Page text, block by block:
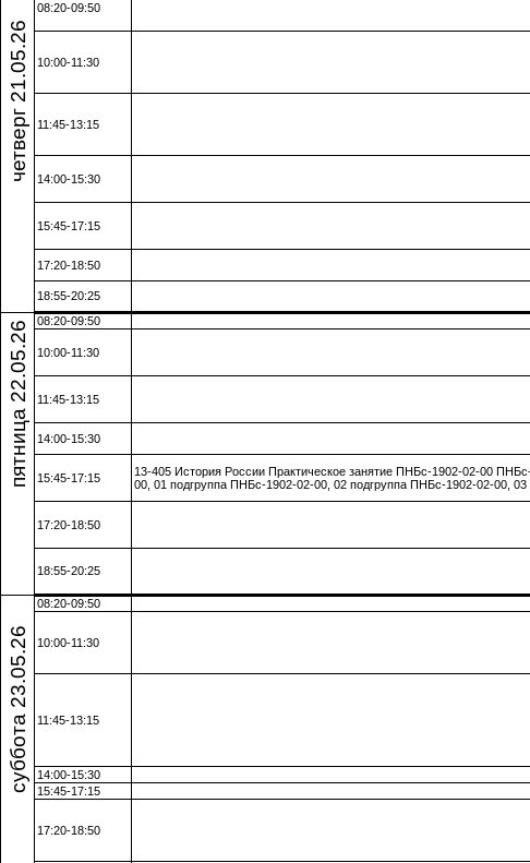
четверг 21.05.26
08:20-09:50
10:00-11:30
11:45-13:15
14:00-15:30
15:45-17:15
17:20-18:50
18:55-20:25
пятница 22.05.26 08:20-09:50
10:00-11:30
11:45-13:15
14:00-15:30
15:45-17:15
13-405 История России Практическое занятие ПНБс-1902-02-00
00, 01 подгруппа ПНБс-1902-02-00, 02 подгруппа ПНБс-1902-02-00, 03
17:20-18:50
18:55-20:25
суббота 23.05.26
08:20-09:50
10:00-11:30
11:45-13:15
14:00-15:30
15:45-17:15
17:20-18:50